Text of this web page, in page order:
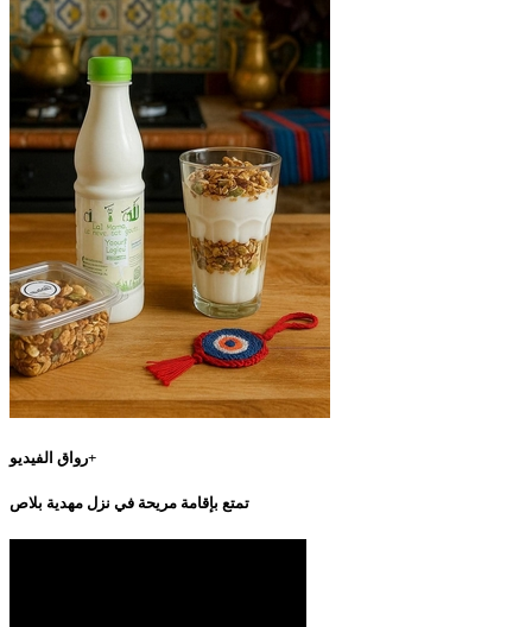
رواق الفيديو+
تمتع بإقامة مريحة في نزل مهدية بلاص